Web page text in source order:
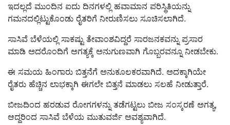
ಇದಲ್ಲದೆ ಮುಂದಿನ ಐದು ದಿನಗಳಲ್ಲಿ ಹವಾಮಾನ ಪರಿಸ್ಥಿತಿಯನ್ನು
ಗಮನದಲ್ಲಿಟ್ಟುಕೊಂಡು ರೈತರಿಗೆ ನೀರುಣಿಸಲು ಸೂಚಿಸಲಾಗಿದೆ.
ಸಾಸಿವೆ ಬೆಳೆಯಲ್ಲಿ ಸಾಕಷ್ಟು ತೇವಾಂಶವಿದ್ದರೆ ಸಾರಜನಕವನ್ನು ಪ್ರಸಾರ
ಮಾಡಿ ಅದರೊಂದಿಗೆ ಅಗತ್ಯಕ್ಕೆ ಅನುಗುಣವಾಗಿ ಗೊಬ್ಬರವನ್ನೂ ನೀಡಬೇಕು.
ಈ ಸಮಯ ಹಿಂಗಾರು ಬಿತ್ತನೆಗೆ ಅನುಕೂಲಕರವಾಗಿದೆ. ಅದಕ್ಕಾಗಿಯೇ
ರೈತರು ಹೆಚ್ಚಿನ ಲಾಭಕ್ಕಾಗಿ ಈಗಲೇ ಬಿತ್ತನೆ ಮಾಡಲು ಸಲಹೆ ನೀಡುತ್ತಾರೆ.
ಬೀಜದಿಂದ ಹರಡುವ ರೋಗಗಳನ್ನು ತಡೆಗಟ್ಟಲು ಬೀಜ ಸಂಸ್ಕರಣೆ ಅಗತ್ಯ,
ಆದ್ದರಿಂದ ಸಾಸಿವೆ ಬೆಳೆಯ ಮುತುವರ್ಜಿ ಅವಶ್ಯವಾಗಿದೆ.